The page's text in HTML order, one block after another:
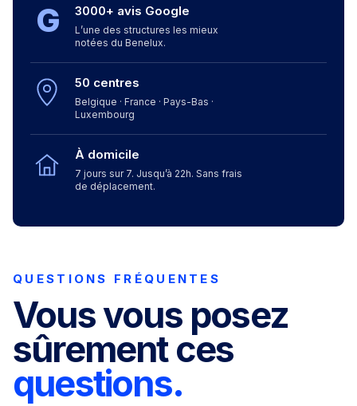
G 3000+ avis Google
L’une des structures les mieux
notées du Benelux.
50 centres
Belgique · France · Pays-Bas ·
Luxembourg
À domicile
7 jours sur 7. Jusqu’à 22h. Sans frais
de déplacement.
QUESTIONS FRÉQUENTES
Vous vous posez
sûrement ces
questions.